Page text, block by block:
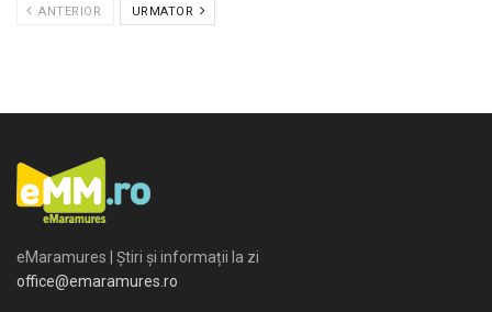
ANTERIOR URMATOR
eMaramures | Știri și informații la zi
office@emaramures.ro